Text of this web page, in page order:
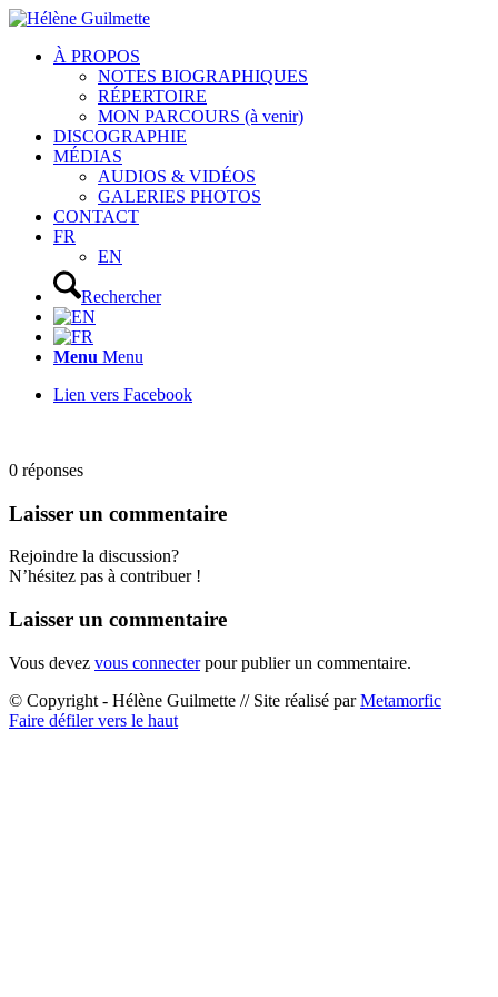
À PROPOS
NOTES BIOGRAPHIQUES
RÉPERTOIRE
MON PARCOURS (à venir)
DISCOGRAPHIE
MÉDIAS
AUDIOS & VIDÉOS
GALERIES PHOTOS
CONTACT
FR
EN
Rechercher
Menu Menu
Lien vers Facebook
0 réponses
Laisser un commentaire
Rejoindre la discussion?
N’hésitez pas à contribuer !
Laisser un commentaire
Vous devez vous connecterpour publier un commentaire.
© Copyright - Hélène Guilmette // Site réalisé parMetamorfic
Faire défiler vers le haut